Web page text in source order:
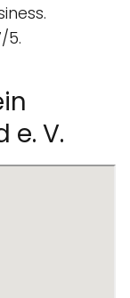
5.
e. V.